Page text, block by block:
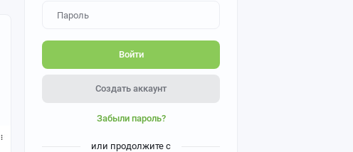
Войти
Создать аккаунт
Забыли пароль?
или продолжите с